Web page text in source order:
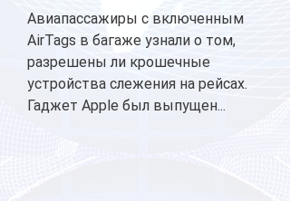
Авиапассажиры с включенным
AirTags в багаже узнали о том,
разрешены ли крошечные
устройства слежения на рейсах.
Гаджет Apple был выпущен...